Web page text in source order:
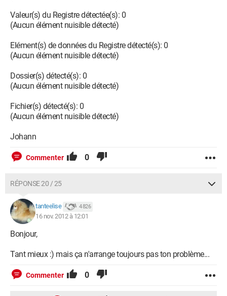
Valeur(s) du Registre détectée(s): 0
(Aucun élément nuisible détecté)
Elément(s) de données du Registre détecté(s): 0
(Aucun élément nuisible détecté)
Dossier(s) détecté(s): 0
(Aucun élément nuisible détecté)
Fichier(s) détecté(s): 0
(Aucun élément nuisible détecté)
Johann
Commenter 0
RÉPONSE 20 / 25
tanteelise 4 826
16 nov. 2012 à 12:01
Bonjour,
Tant mieux :) mais ça n'arrange toujours pas ton problème...
Commenter 0